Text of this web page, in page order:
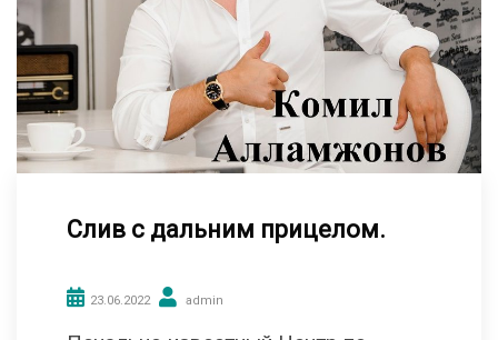
Слив с дальним прицелом.
23.06.2022 admin